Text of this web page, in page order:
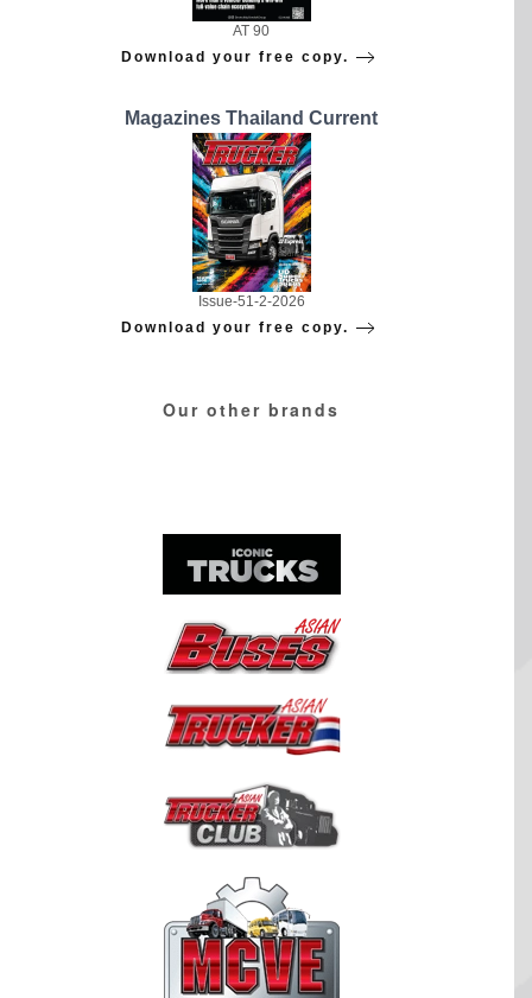
AT 90
Download your free copy.
Magazines Thailand Current
Issue-51-2-2026
Download your free copy.
Our other brands